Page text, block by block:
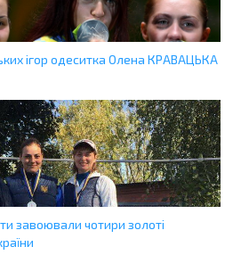
ігор одеситка Олена КРАВАЦЬКА
завоювали чотири золоті